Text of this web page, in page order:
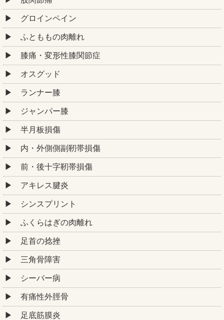
グロインペイン
ふとももの肉離れ
膝痛・変形性膝関節症
オスグッド
ランナー膝
ジャンパー膝
半月板損傷
内・外側側副靭帯損傷
前・後十字靭帯損傷
アキレス腱炎
シンスプリント
ふくらはぎの肉離れ
足首の捻挫
三角骨障害
シーバー病
有痛性外脛骨
足底筋膜炎